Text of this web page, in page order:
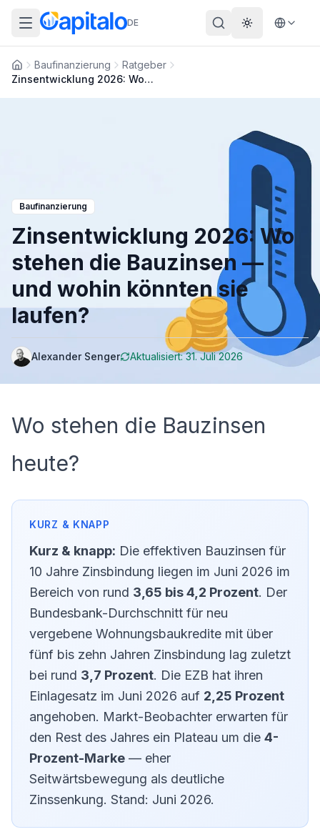
DE Theme
Startseite
Baufinanzierung
Ratgeber
Zinsentwicklung 2026: Wo stehen die Bauzinsen — und wohin könnten sie laufen?
Baufinanzierung
Zinsentwicklung 2026: Wo
stehen die Bauzinsen —
und wohin könnten sie
laufen?
Alexander Senger Aktualisiert:31. Juli 2026
Wo stehen die Bauzinsen
heute?
Kurz & knapp: Die effektiven Bauzinsen für
10 Jahre Zinsbindung liegen im Juni 2026 im
Bereich von rund 3,65 bis 4,2 Prozent. Der
Bundesbank-Durchschnitt für neu
vergebene Wohnungsbaukredite mit über
fünf bis zehn Jahren Zinsbindung lag zuletzt
bei rund 3,7 Prozent. Die EZB hat ihren
Einlagesatz im Juni 2026 auf 2,25 Prozent
angehoben. Markt-Beobachter erwarten für
den Rest des Jahres ein Plateau um die 4-
Prozent-Marke — eher
Seitwärtsbewegung als deutliche
Zinssenkung. Stand: Juni 2026.